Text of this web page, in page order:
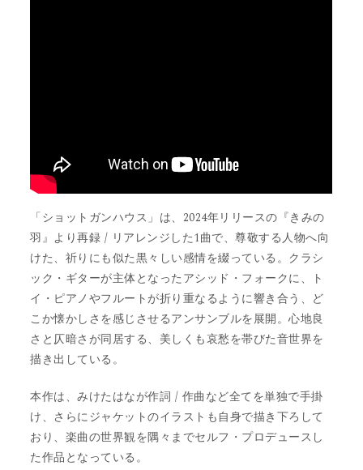
「ショットガンハウス」は、2024年リリースの『きみの
羽』より再録 / リアレンジした1曲で、尊敬する人物へ向
けた、祈りにも似た黒々しい感情を綴っている。クラシ
ック・ギターが主体となったアシッド・フォークに、ト
イ・ピアノやフルートが折り重なるように響き合う、ど
こか懐かしさを感じさせるアンサンブルを展開。心地良
さと仄暗さが同居する、美しくも哀愁を帯びた音世界を
描き出している。
本作は、みけたはなが作詞 / 作曲など全てを単独で手掛
け、さらにジャケットのイラストも自身で描き下ろして
おり、楽曲の世界観を隅々までセルフ・プロデュースし
た作品となっている。